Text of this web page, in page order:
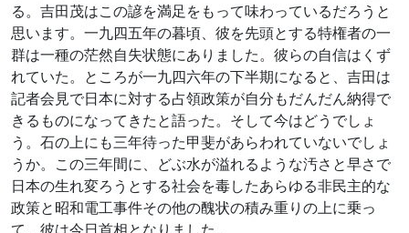
る。吉田茂はこの諺を満足をもって味わっているだろうと
思います。一九四五年の暮頃、彼を先頭とする特権者の一
群は一種の茫然自失状態にありました。彼らの自信はくず
れていた。ところが一九四六年の下半期になると、吉田は
記者会見で日本に対する占領政策が自分もだんだん納得で
きるものになってきたと語った。そして今はどうでしょ
う。石の上にも三年待った甲斐があらわれていないでしょ
うか。この三年間に、どぶ水が溢れるような汚さと早さで
日本の生れ変ろうとする社会を毒したあらゆる非民主的な
政策と昭和電工事件その他の醜状の積み重りの上に乗っ